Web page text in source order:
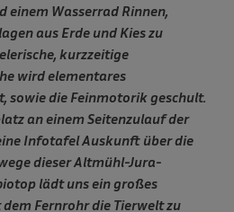
einem Wasserrad Rinnen,
aus Erde und Kies zu
kurzzeitige
wird elementares
sowie die Feinmotorik geschult.
an einem Seitenzulauf der
Infotafel Auskunft über die
dieser Altmühl-Jura-
lädt uns ein großes
Fernrohr die Tierwelt zu